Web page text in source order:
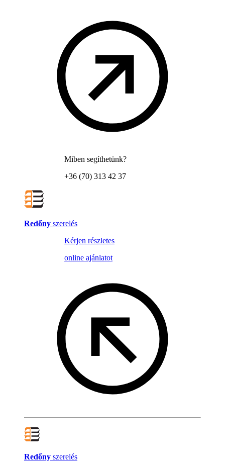
Miben segíthetünk?
+36 (70) 313 42 37
Redőny szerelés
Kérjen részletes
online ajánlatot
Redőny szerelés